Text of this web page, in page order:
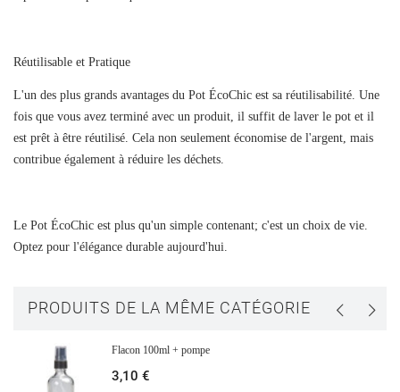
Réutilisable et Pratique
L'un des plus grands avantages du Pot ÉcoChic est sa réutilisabilité. Une
fois que vous avez terminé avec un produit, il suffit de laver le pot et il
est prêt à être réutilisé. Cela non seulement économise de l'argent, mais
contribue également à réduire les déchets.
Le Pot ÉcoChic est plus qu'un simple contenant; c'est un choix de vie.
Optez pour l'élégance durable aujourd'hui.
PRODUITS DE LA MÊME CATÉGORIE
Flacon 100ml + pompe
3,10 €
add_circle_outline CRÉER UNE NOUVELLE LISTE
CRÉER UNE LISTE D'ENVIES
Vous devez être connecté pour ajouter des produits à votre liste
CONNEXION ANNULER